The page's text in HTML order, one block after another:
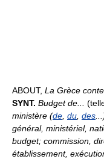
ABOUT, La Grèce
SYNT. Budget de...
ministère (de du des
général, ministériel,
budget; commission,
établissement,